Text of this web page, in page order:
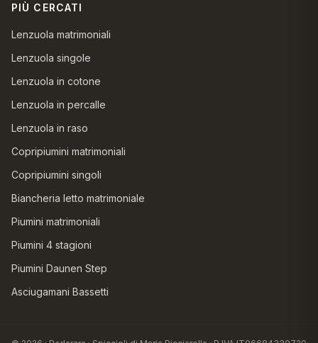
PIÙ CERCATI
Lenzuola matrimoniali
Lenzuola singole
Lenzuola in cotone
Lenzuola in percalle
Lenzuola in raso
Copripiumini matrimoniali
Copripiumini singoli
Biancheria letto matrimoniale
Piumini matrimoniali
Piumini 4 stagioni
Piumini Daunen Step
Asciugamani Bassetti